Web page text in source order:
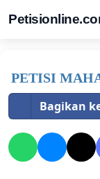
PETISI
Bagikan